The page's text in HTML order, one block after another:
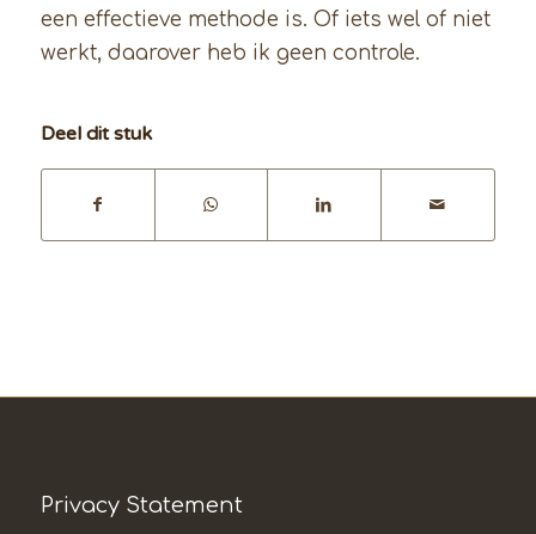
een effectieve methode is. Of iets wel of niet
werkt, daarover heb ik geen controle.
Deel dit stuk
Privacy Statement